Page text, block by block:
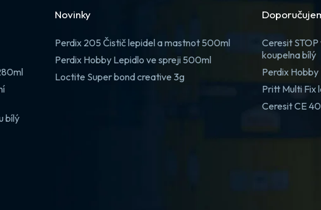
bílý
Novinky
Perdix 205 Čistič lepidel a mastnot 500ml
Perdix Hobby Lepidlo ve spreji 500ml
Loctite Super bond creative 3g
Ceresit
koupelna bílý
Perdix
Pritt Multi Fix
Ceresit CE